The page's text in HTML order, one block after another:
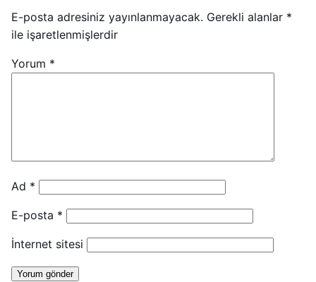
E-posta adresiniz yayınlanmayacak. Gerekli alanlar *
ile işaretlenmişlerdir
Yorum *
Ad *
E-posta *
İnternet sitesi